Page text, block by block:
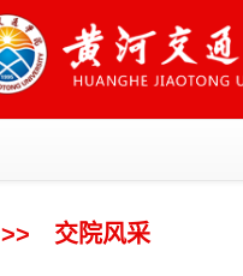
>> 交院风采